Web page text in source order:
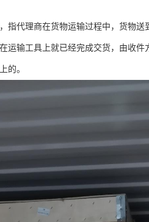
指代理商在货物运输过程中，货物
运输工具上就已经完成交货，由收
的。